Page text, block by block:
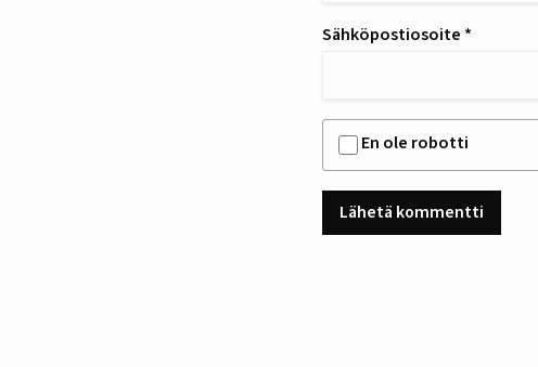
Sähköpostiosoite *
En ole robotti